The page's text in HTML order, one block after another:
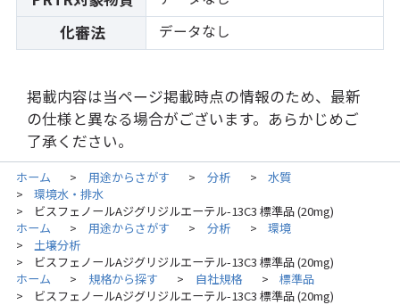
化審法 データなし
掲載内容は当ページ掲載時点の情報のため、最新
の仕様と異なる場合がございます。あらかじめご
了承ください。
ホーム > 用途からさがす > 分析 > 水質
> 環境水・排水
>
ビスフェノールAジグリジルエーテル-13C3 標準品 (20mg)
ホーム
> 用途からさがす > 分析 > 環境
> 土壌分析
>
ビスフェノールAジグリジルエーテル-13C3 標準品 (20mg)
ホーム
> 規格から探す > 自社規格 > 標準品
> ビスフェノールAジグリジルエーテル-13C3 標準品 (20mg)